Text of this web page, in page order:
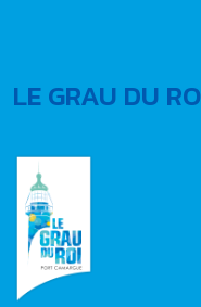
LE GRAU DU